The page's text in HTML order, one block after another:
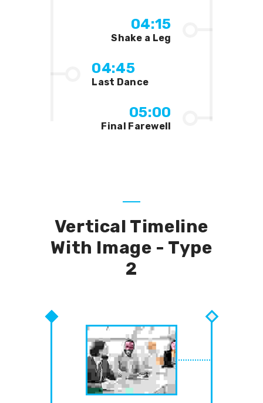
04:15
Shake a Leg
04:45
Last Dance
05:00
Final Farewell
Vertical Timeline
With Image - Type
2